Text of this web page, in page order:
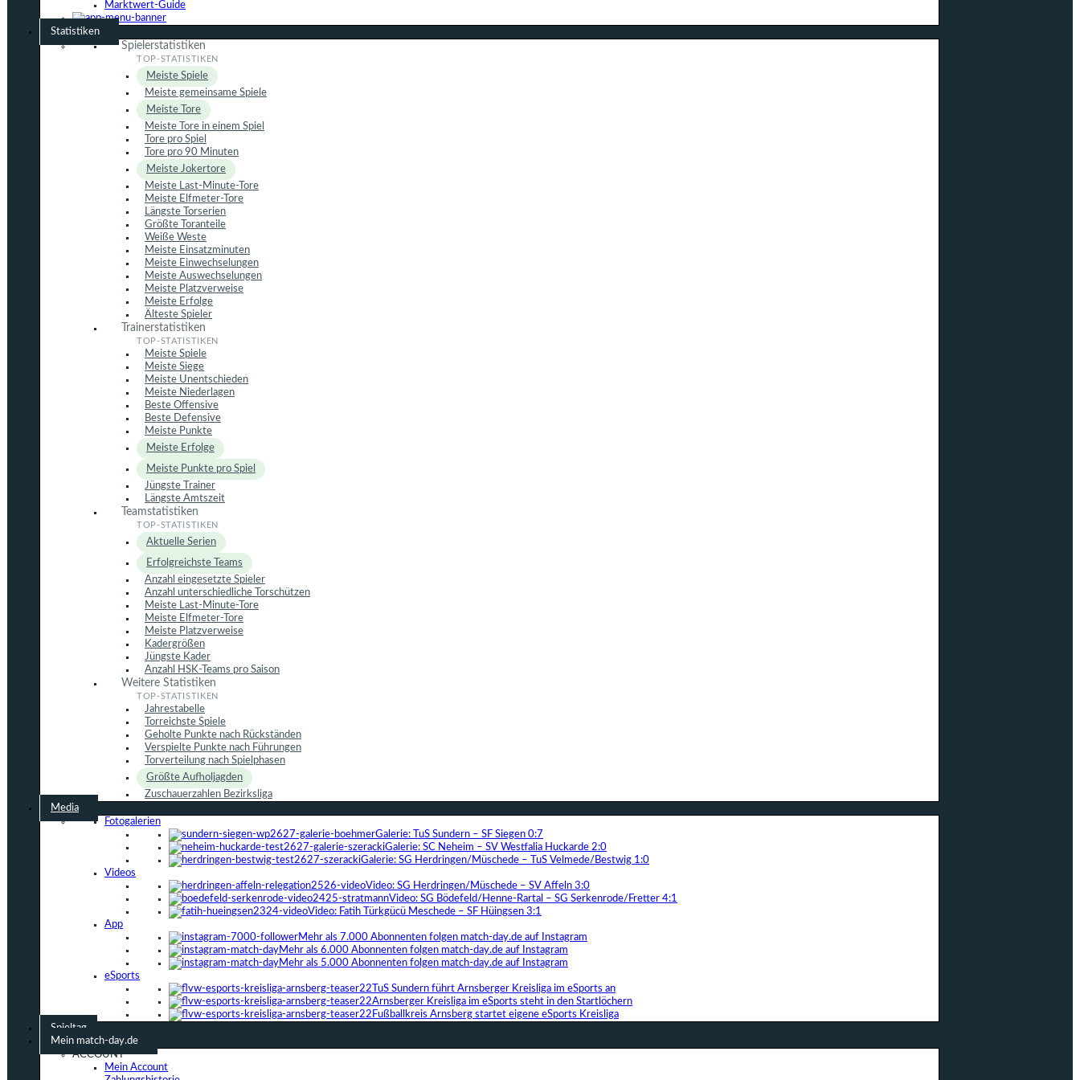
Marktwert-Guide
Statistiken
Spielerstatistiken
Meiste Spiele
Meiste gemeinsame Spiele
Meiste Tore
Meiste Tore in einem Spiel
Tore pro Spiel
Tore pro 90 Minuten
Meiste Jokertore
Meiste Last-Minute-Tore
Meiste Elfmeter-Tore
Längste Torserien
Größte Toranteile
Weiße Weste
Meiste Einsatzminuten
Meiste Einwechselungen
Meiste Auswechselungen
Meiste Platzverweise
Meiste Erfolge
Älteste Spieler
Trainerstatistiken
Meiste Spiele
Meiste Siege
Meiste Unentschieden
Meiste Niederlagen
Beste Offensive
Beste Defensive
Meiste Punkte
Meiste Erfolge
Meiste Punkte pro Spiel
Jüngste Trainer
Längste Amtszeit
Teamstatistiken
Aktuelle Serien
Erfolgreichste Teams
Anzahl eingesetzte Spieler
Anzahl unterschiedliche Torschützen
Meiste Last-Minute-Tore
Meiste Elfmeter-Tore
Meiste Platzverweise
Kadergrößen
Jüngste Kader
Anzahl HSK-Teams pro Saison
Weitere Statistiken
Jahrestabelle
Torreichste Spiele
Geholte Punkte nach Rückständen
Verspielte Punkte nach Führungen
Torverteilung nach Spielphasen
Größte Aufholjagden
Zuschauerzahlen Bezirksliga
Media
Fotogalerien
Galerie: TuS Sundern – SF Siegen 0:7
Galerie: SC Neheim – SV Westfalia Huckarde 2:0
Galerie: SG Herdringen/Müschede – TuS Velmede/Bestwig 1:0
Videos
Video: SG Herdringen/Müschede – SV Affeln 3:0
Video: SG Bödefeld/Henne-Rartal – SG Serkenrode/Fretter 4:1
Video: Fatih Türkgücü Meschede – SF Hüingsen 3:1
App
Mehr als 7.000 Abonnenten folgen match-day.de auf Instagram
Mehr als 6.000 Abonnenten folgen match-day.de auf Instagram
Mehr als 5.000 Abonnenten folgen match-day.de auf Instagram
eSports
TuS Sundern führt Arnsberger Kreisliga im eSports an
Arnsberger Kreisliga im eSports steht in den Startlöchern
Fußballkreis Arnsberg startet eigene eSports Kreisliga
Spieltag
Mein match-day.de
ACCOUNT
Mein Account